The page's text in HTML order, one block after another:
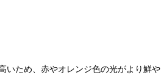
いため、赤やオレンジ色の光がより鮮や